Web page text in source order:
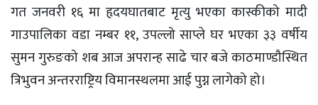
गत जनवरी १६ मा हृदयघातबाट मृत्यु भएका कास्कीको मादी
गाउपालिका वडा नम्बर ११, उपल्लो साप्ले घर भएका ३३ वर्षीय
सुमन गुरुङको शब आज अपरान्ह साढे चार बजे काठमाण्डौस्थित
त्रिभुवन अन्तरराष्ट्रिय विमानस्थलमा आई पुग्न लागेको हो।